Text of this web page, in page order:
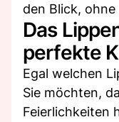
den Blick,
Das
perfekte
Egal welchen
Sie möchten,
Feierlichkeiten